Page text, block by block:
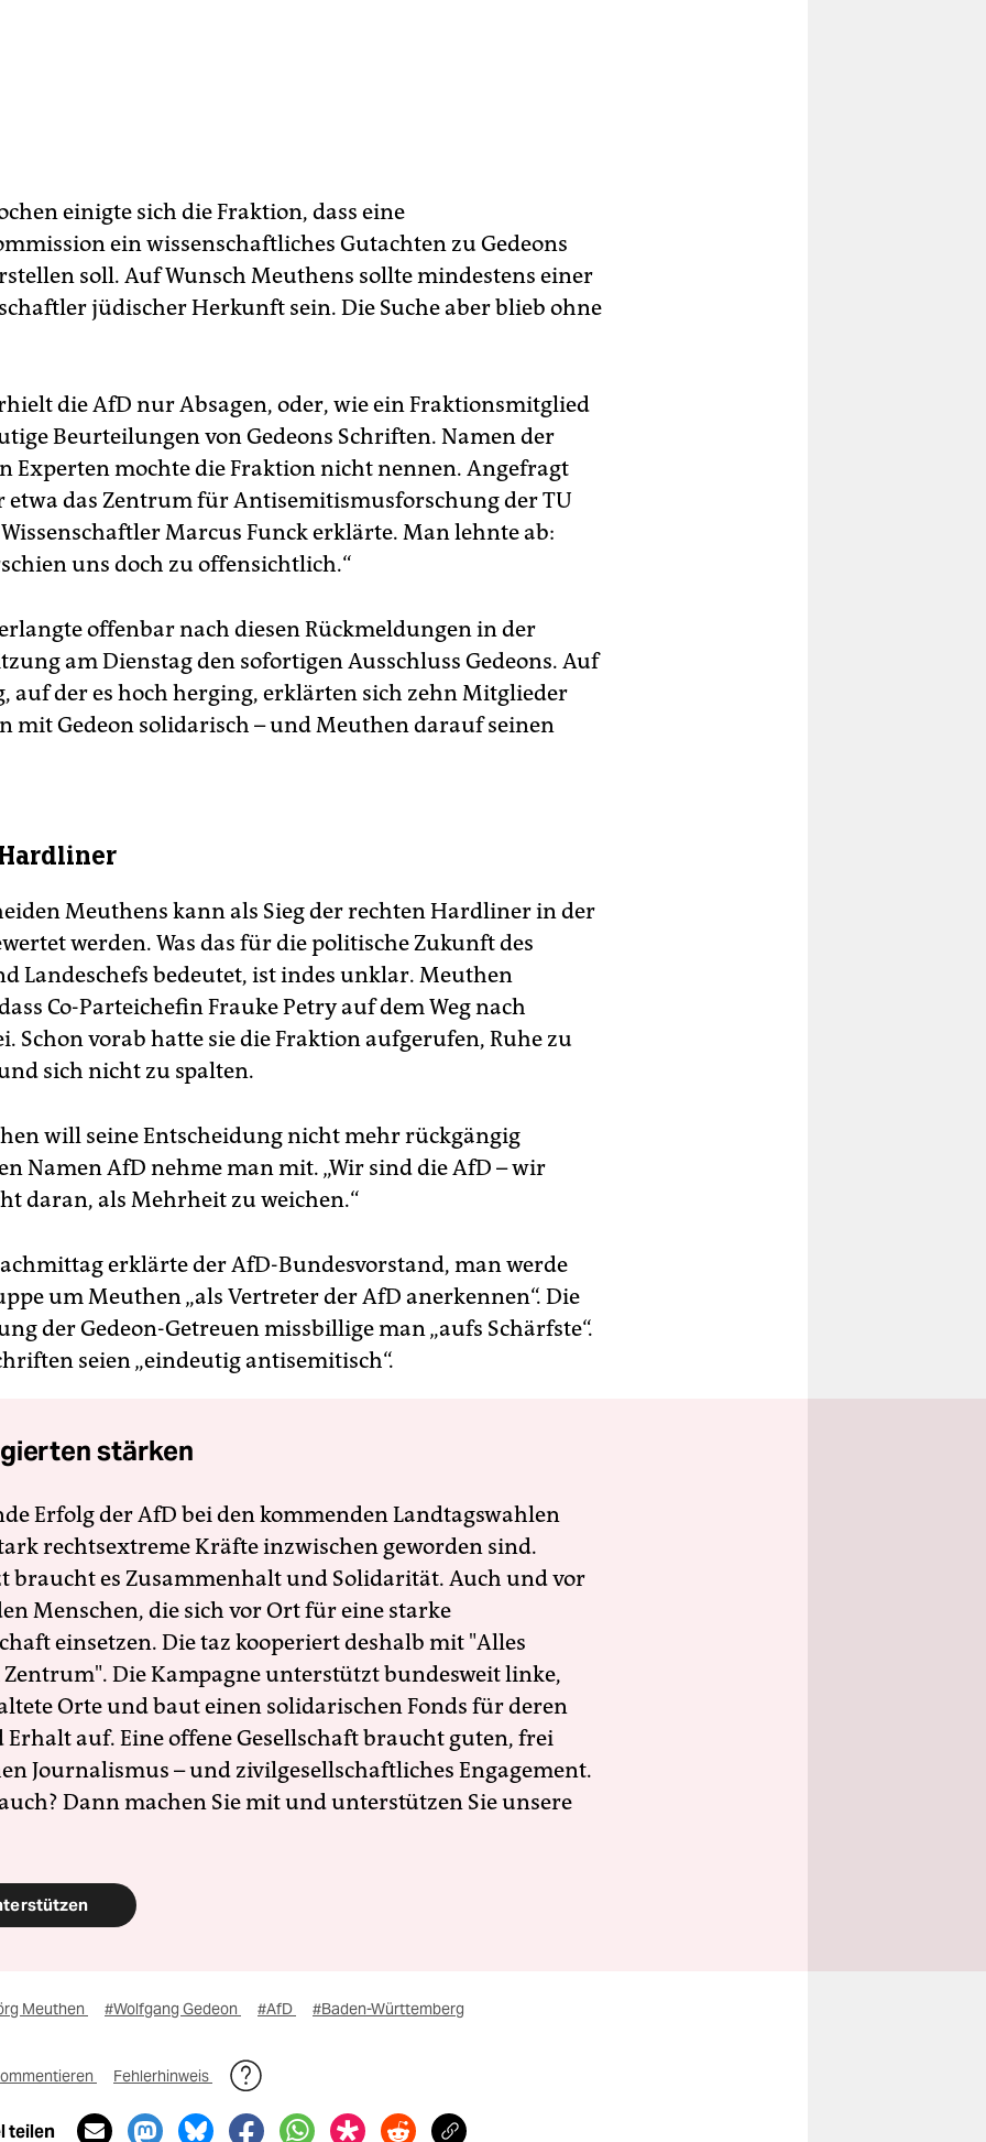
einigte sich die Fraktion, dass eine
ein wissenschaftliches Gutachten zu Gedeons
soll. Auf Wunsch Meuthens sollte mindestens einer
jüdischer Herkunft sein. Die Suche aber blieb ohne
die AfD nur Absagen, oder, wie ein Fraktionsmitglied
Beurteilungen von Gedeons Schriften. Namen der
Experten mochte die Fraktion nicht nennen. Angefragt
etwa das Zentrum für Antisemitismusforschung der TU
Marcus Funck erklärte. Man lehnte ab:
uns doch zu offensichtlich.“
offenbar nach diesen Rückmeldungen in der
am Dienstag den sofortigen Ausschluss Gedeons. Auf
auf der es hoch herging, erklärten sich zehn Mitglieder
mit Gedeon solidarisch – und Meuthen darauf seinen
Meuthens kann als Sieg der rechten Hardliner in der
werden. Was das für die politische Zukunft des
Landeschefs bedeutet, ist indes unklar. Meuthen
Co-Parteichefin Frauke Petry auf dem Weg nach
Schon vorab hatte sie die Fraktion aufgerufen, Ruhe zu
sich nicht zu spalten.
will seine Entscheidung nicht mehr rückgängig
Namen AfD nehme man mit. „Wir sind die AfD – wir
daran, als Mehrheit zu weichen.“
erklärte der AfD-Bundesvorstand, man werde
um Meuthen „als Vertreter der AfD anerkennen“. Die
der Gedeon-Getreuen missbillige man „aufs Schärfste“.
seien „eindeutig antisemitisch“.
stärken
Erfolg der AfD bei den kommenden Landtagswahlen
rechtsextreme Kräfte inzwischen geworden sind.
braucht es Zusammenhalt und Solidarität. Auch und vor
Menschen, die sich vor Ort für eine starke
einsetzen. Die taz kooperiert deshalb mit "Alles
Die Kampagne unterstützt bundesweit linke,
Orte und baut einen solidarischen Fonds für deren
Erhalt auf. Eine offene Gesellschaft braucht guten, frei
Journalismus – und zivilgesellschaftliches Engagement.
Dann machen Sie mit und unterstützen Sie unsere
Meuthen #Wolfgang Gedeon #AfD #Baden-Württemberg
Fehlerhinweis
teilen